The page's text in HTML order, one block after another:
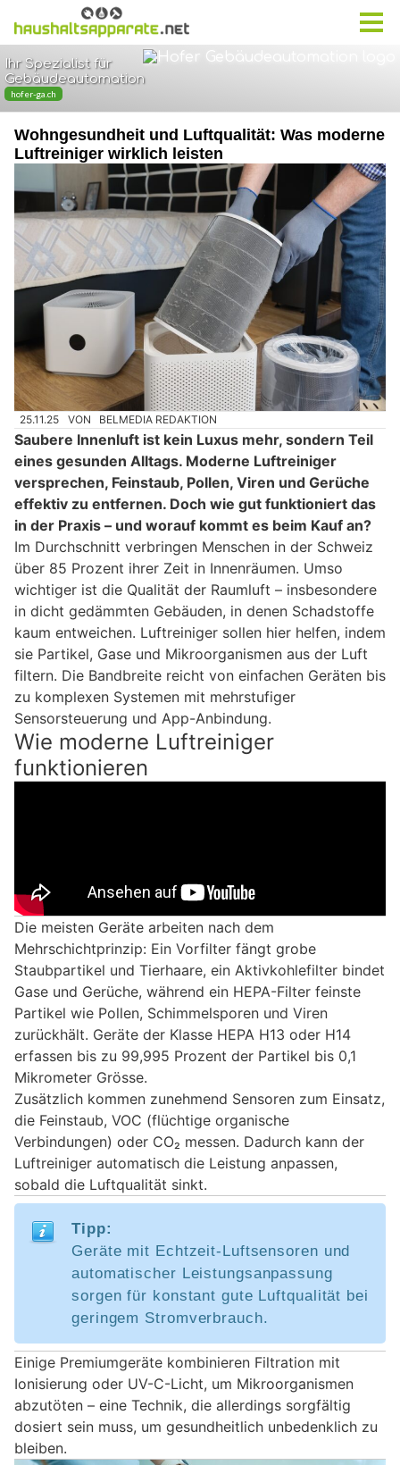
Wohngesundheit und Luftqualität: Was moderne
Luftreiniger wirklich leisten
25.11.25 VON BELMEDIA REDAKTION
Saubere Innenluft ist kein Luxus mehr, sondern Teil
eines gesunden Alltags. Moderne Luftreiniger
versprechen, Feinstaub, Pollen, Viren und Gerüche
effektiv zu entfernen. Doch wie gut funktioniert das
in der Praxis – und worauf kommt es beim Kauf an?
Im Durchschnitt verbringen Menschen in der Schweiz
über 85 Prozent ihrer Zeit in Innenräumen. Umso
wichtiger ist die Qualität der Raumluft – insbesondere
in dicht gedämmten Gebäuden, in denen Schadstoffe
kaum entweichen. Luftreiniger sollen hier helfen, indem
sie Partikel, Gase und Mikroorganismen aus der Luft
filtern. Die Bandbreite reicht von einfachen Geräten bis
zu komplexen Systemen mit mehrstufiger
Sensorsteuerung und App-Anbindung.
Wie moderne Luftreiniger
funktionieren
Die meisten Geräte arbeiten nach dem
Mehrschichtprinzip: Ein Vorfilter fängt grobe
Staubpartikel und Tierhaare, ein Aktivkohlefilter bindet
Gase und Gerüche, während ein HEPA-Filter feinste
Partikel wie Pollen, Schimmelsporen und Viren
zurückhält. Geräte der Klasse HEPA H13 oder H14
erfassen bis zu 99,995 Prozent der Partikel bis 0,1
Mikrometer Grösse.
Zusätzlich kommen zunehmend Sensoren zum Einsatz,
die Feinstaub, VOC (flüchtige organische
Verbindungen) oder CO₂ messen. Dadurch kann der
Luftreiniger automatisch die Leistung anpassen,
sobald die Luftqualität sinkt.
Tipp:
Geräte mit Echtzeit-Luftsensoren und
automatischer Leistungsanpassung
sorgen für konstant gute Luftqualität bei
geringem Stromverbrauch.
Einige Premiumgeräte kombinieren Filtration mit
Ionisierung oder UV-C-Licht, um Mikroorganismen
abzutöten – eine Technik, die allerdings sorgfältig
dosiert sein muss, um gesundheitlich unbedenklich zu
bleiben.